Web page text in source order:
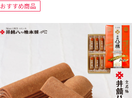
おすすめ商品